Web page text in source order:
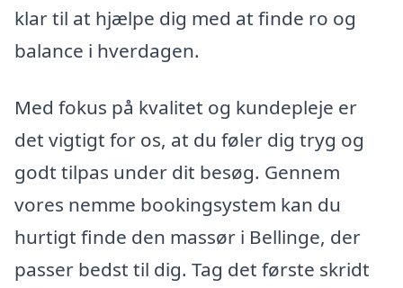
klar til at hjælpe dig med at finde ro og
balance i hverdagen.
Med fokus på kvalitet og kundepleje er
det vigtigt for os, at du føler dig tryg og
godt tilpas under dit besøg. Gennem
vores nemme bookingsystem kan du
hurtigt finde den massør i Bellinge, der
passer bedst til dig. Tag det første skridt